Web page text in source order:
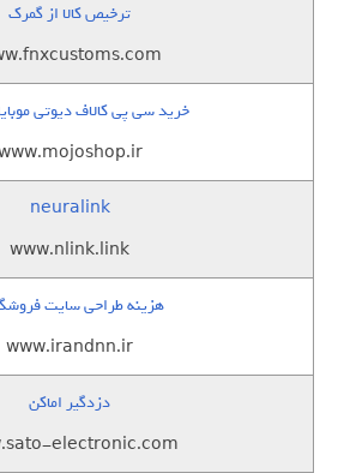
ترخیص کالا از گمرک
خرید سی پی کالاف دیوتی
neuralink
www.nlink.link
هزینه طراحی سایت
www.irandnn.ir
دزدگیر اماکن
electronic.com